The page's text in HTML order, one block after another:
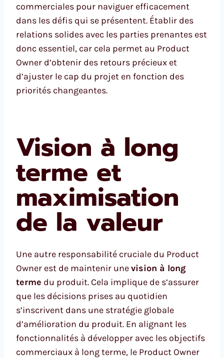
commerciales pour naviguer efficacement
dans les défis qui se présentent. Établir des
relations solides avec les parties prenantes est
donc essentiel, car cela permet au Product
Owner d’obtenir des retours précieux et
d’ajuster le cap du projet en fonction des
priorités changeantes.
Vision à long
terme et
maximisation
de la valeur
Une autre responsabilité cruciale du Product
Owner est de maintenir unevision à long
terme du produit. Cela implique de s’assurer
que les décisions prises au quotidien
s’inscrivent dans une stratégie globale
d’amélioration du produit. En alignant les
fonctionnalités à développer avec les objectifs
commerciaux à long terme, le Product Owner